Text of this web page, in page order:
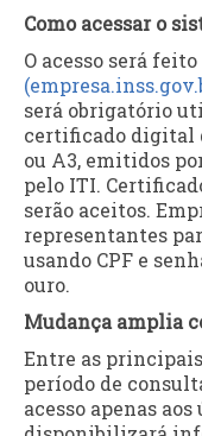
Como acessar o
O acesso será
será obrigatório
certificado digital
ou A3, emitidos
pelo ITI.
serão aceitos.
representantes
usando CPF e
ouro.
Mudança amplia
Entre as
período de
acesso apenas